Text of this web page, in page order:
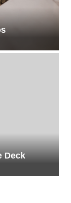
Deck